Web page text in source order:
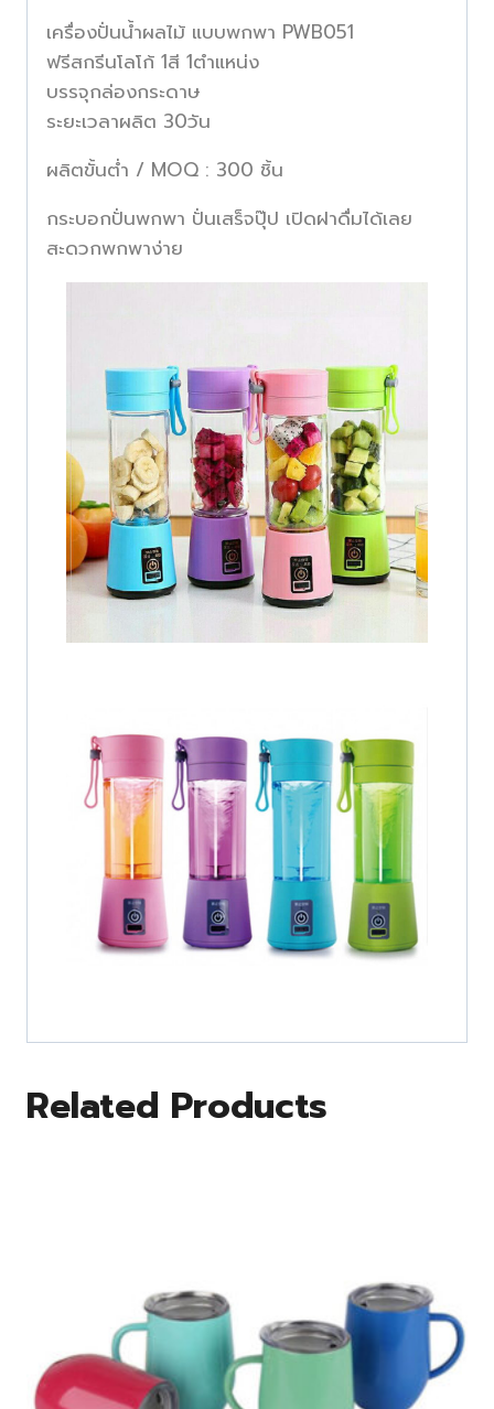
เครื่องปั่นน้ำผลไม้ แบบพกพา PWB051
ฟรีสกรีนโลโก้ 1สี 1ตำแหน่ง
บรรจุกล่องกระดาษ
ระยะเวลาผลิต 30วัน
ผลิตขั้นต่ำ / MOQ : 300 ชิ้น
กระบอกปั่นพกพา ปั่นเสร็จปุ๊ป เปิดฝาดื่มได้เลย
สะดวกพกพาง่าย
Related Products